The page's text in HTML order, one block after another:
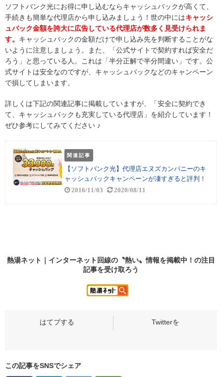
ソフトバンク光にお得に申し込むならキャッシュバックが高くて、
手続きも簡単な代理店から申し込みましょう！世の中にはキャッシ
ュバック金額を誇大に広告している代理店が数多く見受けられま
す。 キャッシュバックの金額だけで申し込み先を判断することがな
いように注意しましょう。また、「公式サイトで契約すれば安全だ
ろう」と思っている人。これは「半分正解で半分間違い」です。公
式サイトは安全なのですが、キャッシュバックなどのキャンペーン
で損してしまいます。
詳しくは下記の関連記事に掲載していますが、「安全に契約でき
て、キャッシュバックも充実している代理店」を紹介しています！
ぜひ参考にしてみてください ♪
関連記事
【ソフトバンク光】代理店エヌズカンパニーのキ
ャッシュバックキャンペーンが凄すぎると評判！
2016/11/03 2020/08/11
熱湯ネット｜インターネット回線の〝熱い〟情報を掲載中！の注目
記事を受け取ろう
この記事をSNSでシェア